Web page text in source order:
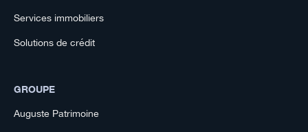
Services immobiliers
Solutions de crédit
GROUPE
Auguste Patrimoine